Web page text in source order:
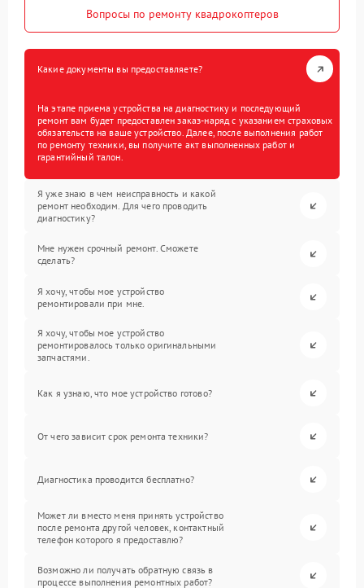
Вопросы по ремонту квадрокоптеров
Какие документы вы предоставляете?
На этапе приема устройства на диагностику и последующий
ремонт вам будет предоставлен заказ-наряд с указанием страховых
обязательств на ваше устройство. Далее, после выполнения работ
по ремонту техники, вы получите акт выполненных работ и
гарантийный талон.
Я уже знаю в чем неисправность и какой
ремонт необходим. Для чего проводить
диагностику?
Мне нужен срочный ремонт. Сможете
сделать?
Я хочу, чтобы мое устройство
ремонтировали при мне.
Я хочу, чтобы мое устройство
ремонтировалось только оригинальными
запчастями.
Как я узнаю, что мое устройство готово?
От чего зависит срок ремонта техники?
Диагностика проводится бесплатно?
Может ли вместо меня принять устройство
после ремонта другой человек, контактный
телефон которого я предоставлю?
Возможно ли получать обратную связь в
процессе выполнения ремонтных работ?